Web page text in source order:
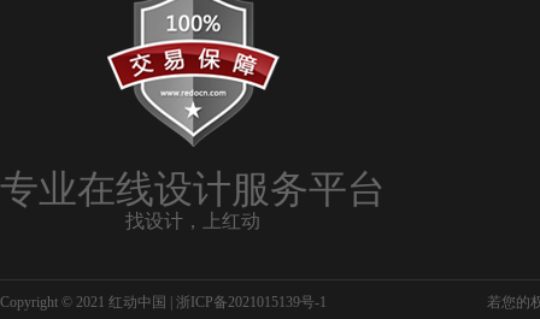
专业在线设计服务平台
找设计，上红动
Copyright © 2021 红动中国 | 浙ICP备2021015139号-1
若您的